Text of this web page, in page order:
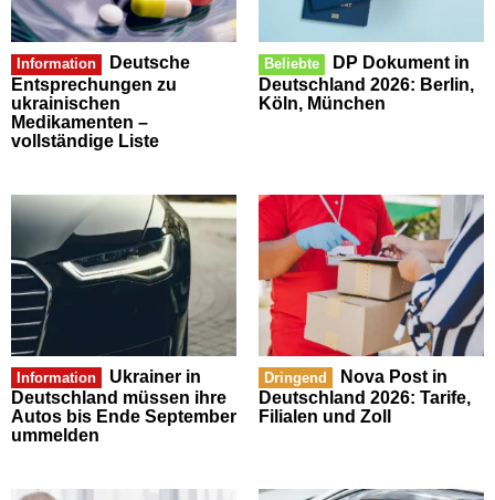
Information
Deutsche
Entsprechungen zu
ukrainischen
Medikamenten –
vollständige Liste
Beliebte
DP Dokument in
Deutschland 2026: Berlin,
Köln, München
Information
Ukrainer in
Deutschland müssen ihre
Autos bis Ende September
ummelden
Dringend
Nova Post in
Deutschland 2026: Tarife,
Filialen und Zoll